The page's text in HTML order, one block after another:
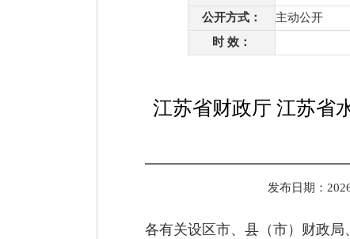
公开方式：
主动公开
时 效：
江苏省财政厅 江苏省
发布日期：
各有关设区市、县（市）财政局